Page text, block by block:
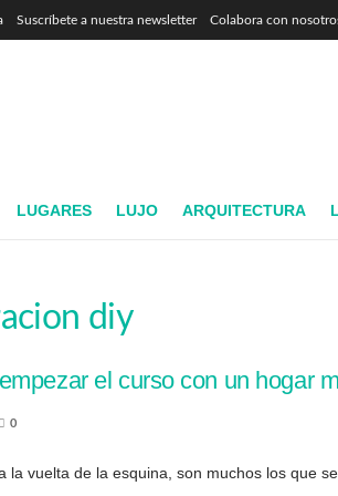
Suscríbete a nuestra newsletter Colabora con
LUGARES LUJO ARQUITECTURA
diy
el curso con un hogar
0
la vuelta de la esquina, son muchos los que